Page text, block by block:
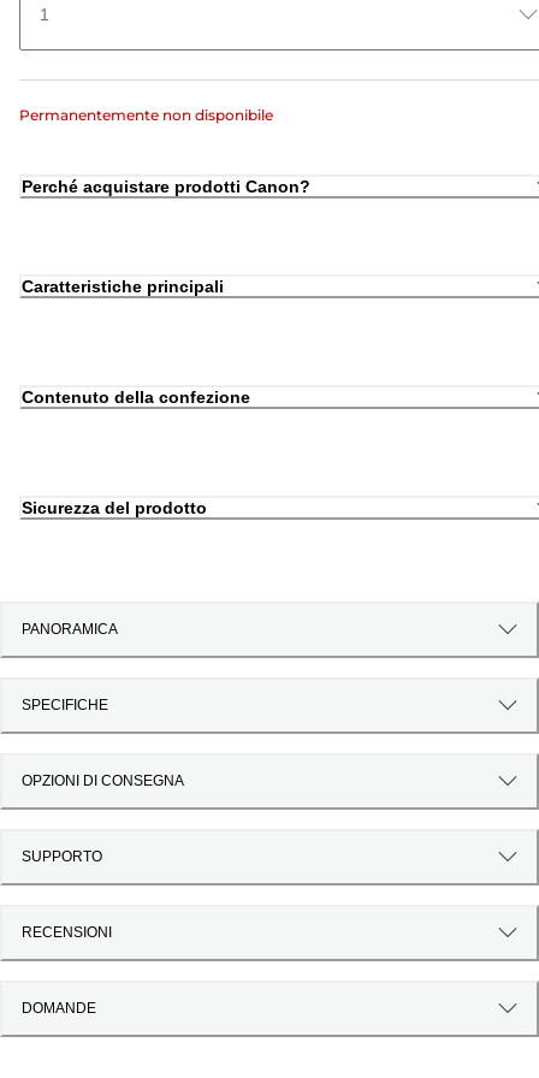
1
Permanentemente non disponibile
Perché acquistare prodotti Canon?
Caratteristiche principali
Contenuto della confezione
Sicurezza del prodotto
PANORAMICA
SPECIFICHE
OPZIONI DI CONSEGNA
SUPPORTO
RECENSIONI
DOMANDE